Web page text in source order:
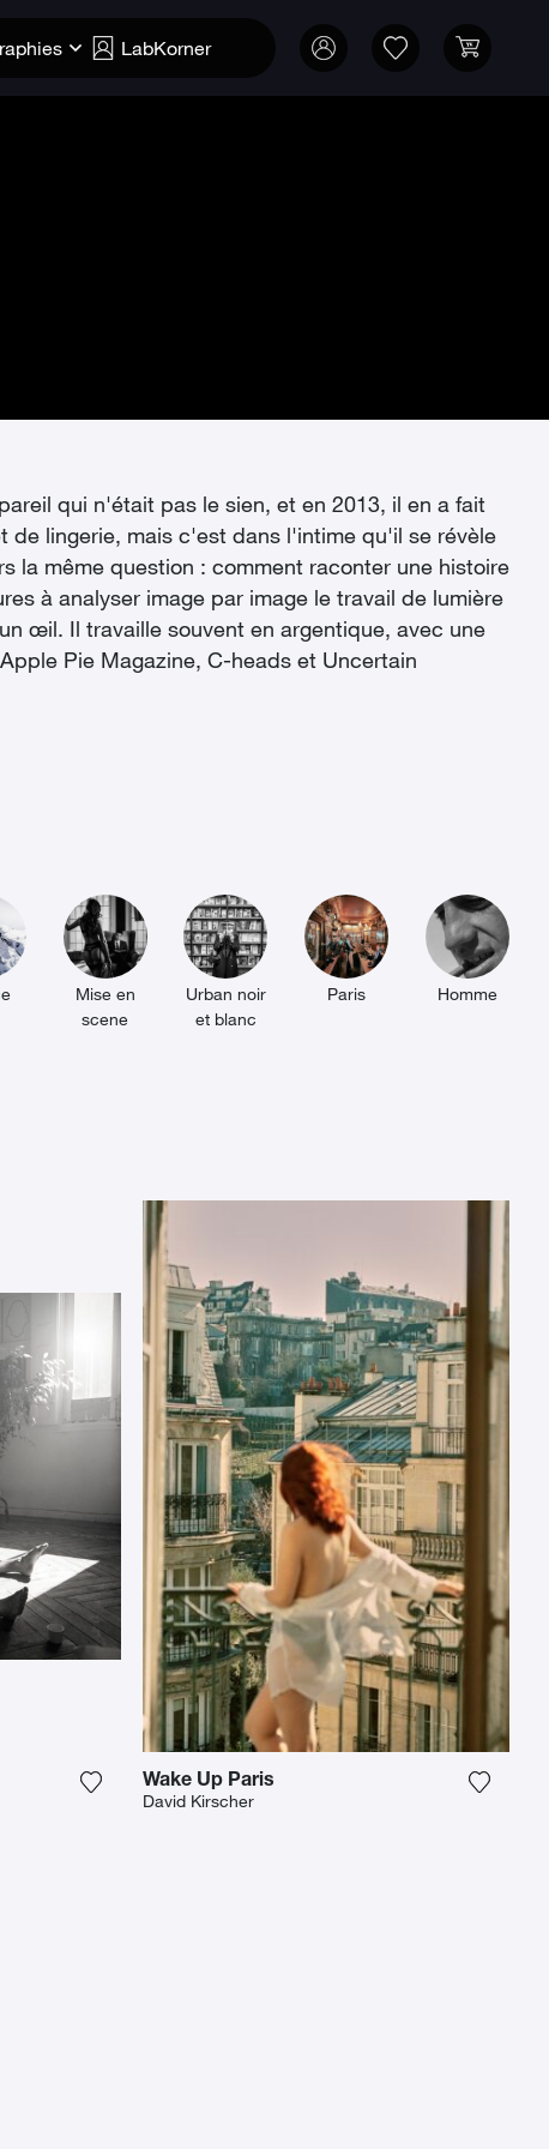
LabKorner
qui n'était pas le sien, et en 2013, il en a fait
de lingerie, mais c'est dans l'intime qu'il se révèle
la même question : comment raconter une histoire
à analyser image par image le travail de lumière
œil. Il travaille souvent en argentique, avec une
Pie Magazine, C-heads et Uncertain
Mise en
scene
Urban noir
et blanc
Paris Homme
Ajouter la photographie à ma wishlist
Wake Up Paris
David Kirscher